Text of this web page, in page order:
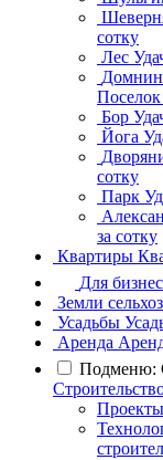
сотку
Лес
Поселок
Бор
Йога
сотку
Парк
за сотку
Квартиры
Для
Земли
Усадьбы
Аренда
Подменю: